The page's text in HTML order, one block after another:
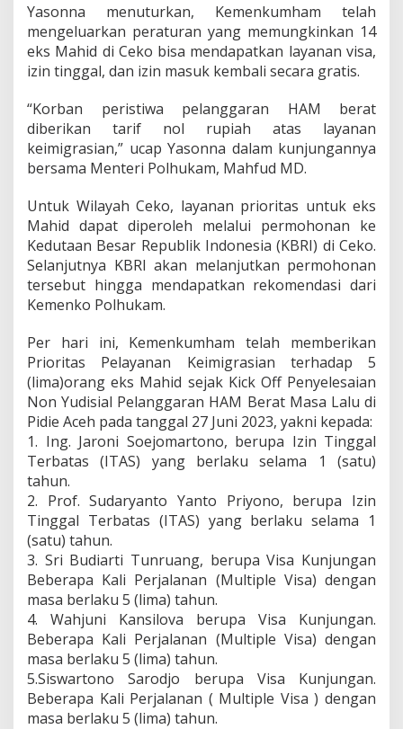
i
K
o
r
n
e
l
g
g
a
r
H
M
B
e
r
a
t
Yasonna menuturkan, Kemenkumham telah
mengeluarkan peraturan yang memungkinkan 14
eks Mahid di Ceko bisa mendapatkan layanan visa,
izin tinggal, dan izin masuk kembali secara gratis.
“Korban peristiwa pelanggaran HAM berat
diberikan tarif nol rupiah atas layanan
keimigrasian,” ucap Yasonna dalam kunjungannya
bersama Menteri Polhukam, Mahfud MD.
Untuk Wilayah Ceko, layanan prioritas untuk eks
Mahid dapat diperoleh melalui permohonan ke
Kedutaan Besar Republik Indonesia (KBRI) di Ceko.
Selanjutnya KBRI akan melanjutkan permohonan
tersebut hingga mendapatkan rekomendasi dari
Kemenko Polhukam.
Per hari ini, Kemenkumham telah memberikan
Prioritas Pelayanan Keimigrasian terhadap 5
(lima)orang eks Mahid sejak Kick Off Penyelesaian
Non Yudisial Pelanggaran HAM Berat Masa Lalu di
Pidie Aceh pada tanggal 27 Juni 2023, yakni kepada:
1. Ing. Jaroni Soejomartono, berupa Izin Tinggal
Terbatas (ITAS) yang berlaku selama 1 (satu)
tahun.
2. Prof. Sudaryanto Yanto Priyono, berupa Izin
Tinggal Terbatas (ITAS) yang berlaku selama 1
(satu) tahun.
3. Sri Budiarti Tunruang, berupa Visa Kunjungan
Beberapa Kali Perjalanan (Multiple Visa) dengan
masa berlaku 5 (lima) tahun.
4. Wahjuni Kansilova berupa Visa Kunjungan.
Beberapa Kali Perjalanan (Multiple Visa) dengan
masa berlaku 5 (lima) tahun.
5.Siswartono Sarodjo berupa Visa Kunjungan.
Beberapa Kali Perjalanan ( Multiple Visa ) dengan
masa berlaku 5 (lima) tahun.